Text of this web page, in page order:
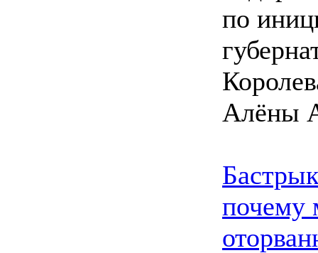
по
Алёны
почему